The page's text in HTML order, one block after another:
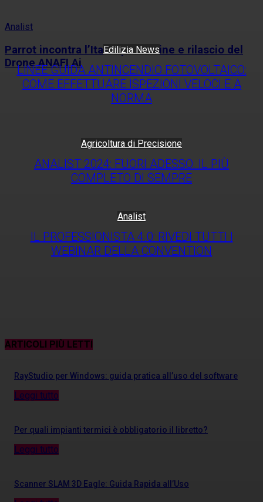
Analist
Parrot incontra l’Italia: pre-ordine e rilascio del
Drone ANAFI Ai
Edilizia News
LINEE GUIDA ANTINCENDIO FOTOVOLTAICO:
COME EFFETTUARE ISPEZIONI VELOCI E A
NORMA
Agricoltura di Precisione
ANALIST 2024: FUORI ADESSO. IL PIÙ
COMPLETO DI SEMPRE
Analist
IL PROFESSIONISTA 4.0: RIVEDI TUTTI I
WEBINAR DELLA CONVENTION
ARTICOLI PIÙ LETTI
RayStudio per Windows: guida pratica all’uso del software
Leggi tutto
Per quali impianti termici è obbligatorio il libretto?
Leggi tutto
Scanner SLAM 3D Eagle: Guida Rapida all’Uso